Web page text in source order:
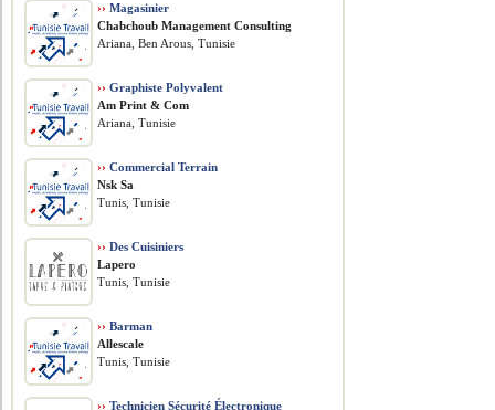
›› Magasinier
Chabchoub Management Consulting
Ariana, Ben Arous, Tunisie
›› Graphiste Polyvalent
Am Print & Com
Ariana, Tunisie
›› Commercial Terrain
Nsk Sa
Tunis, Tunisie
›› Des Cuisiniers
Lapero
Tunis, Tunisie
›› Barman
Allescale
Tunis, Tunisie
›› Technicien Sécurité Électronique